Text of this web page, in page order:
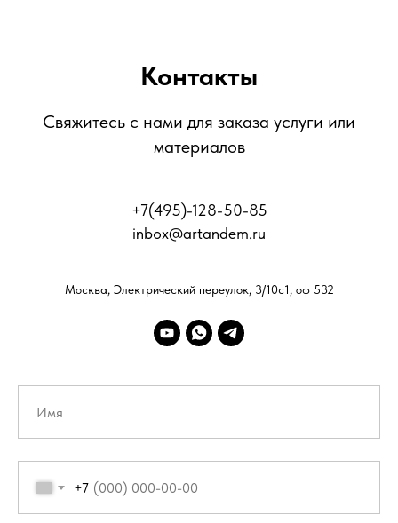
Контакты
Свяжитесь с нами для заказа услуги или
материалов
+7(495)-128-50-85
inbox@artandem.ru
Москва, Электрический переулок, 3/10с1, оф 532
+7